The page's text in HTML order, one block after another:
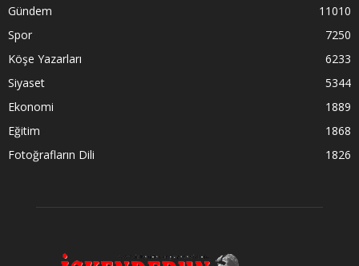
Gündem
11010
Spor
7250
Köşe Yazarları
6233
Siyaset
5344
Ekonomi
1889
Eğitim
1868
Fotoğrafların Dili
1826